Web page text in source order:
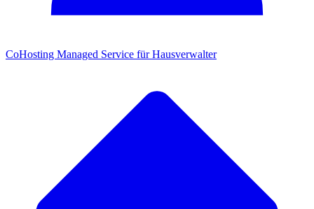
CoHosting Managed Service für Hausverwalter